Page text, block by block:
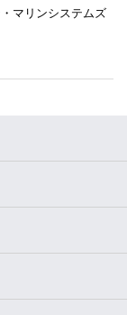
マリンシステムズ